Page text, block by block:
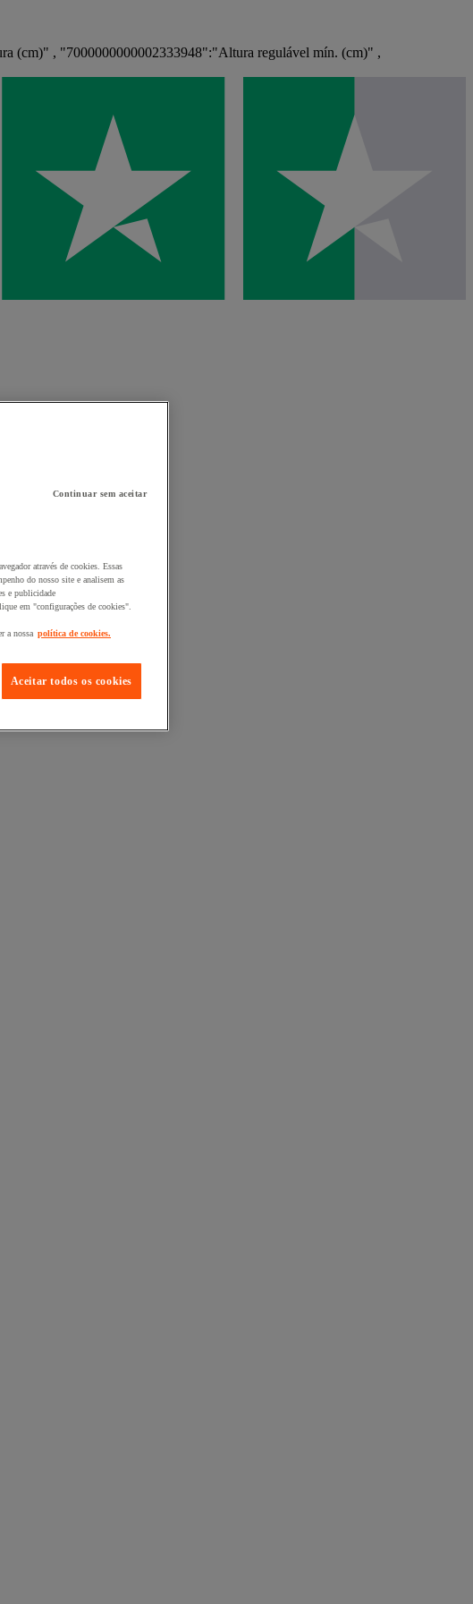
(cm)" , "7000000000002333948":"Altura regulável mín. (cm)" ,
Continuar sem aceitar
através de cookies. Essas
do nosso site e analisem as
e publicidade
em "configurações de cookies".
a nossa política de cookies.
Aceitar todos os cookies